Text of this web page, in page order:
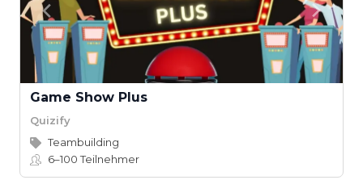
Game Show Plus
Quizify
Teambuilding
6–100Teilnehmer